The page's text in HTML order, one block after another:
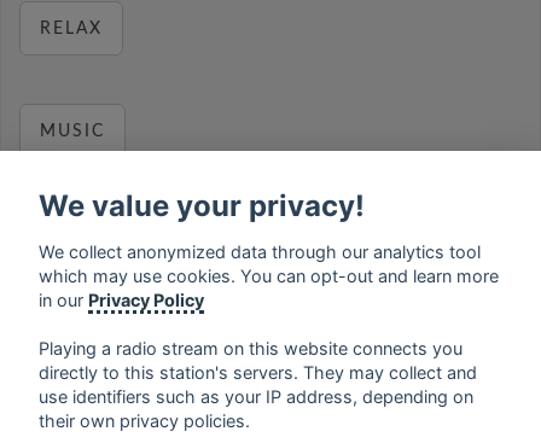
RELAX
MUSIC
français ⋅ english ⋅ deutsch ⋅ español ⋅ italiano
⋅
русский
⋅ nederlands
ελληνικά
⋅ norsk ⋅
Contact us: contact@my-radios.com
Terms of service
We value your privacy!
We collect anonymized data through our analytics tool
which may use cookies. You can opt-out and learn more
in our Privacy Policy
Playing a radio stream on this website connects you
directly to this station's servers. They may collect and
use identifiers such as your IP address, depending on
their own privacy policies.